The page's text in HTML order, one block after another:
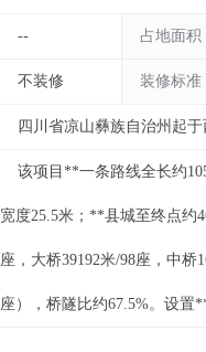
-- 占地面积
不装修 装修标准
四川省凉山彝族自治州起
该项目**一条路线全长约
宽度25.5米；**县城至终点约
座，大桥39192米/98座，中桥
座），桥隧比约67.5%。设